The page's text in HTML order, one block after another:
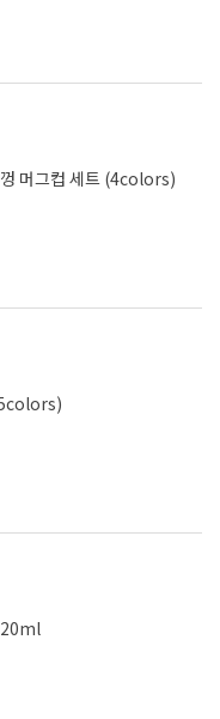
머그컵 세트 (4colors)